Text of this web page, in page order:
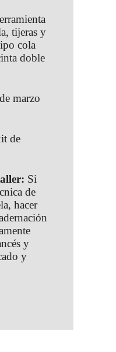
tijeras y
cola
doble
marzo
de
Si
de
hacer
y
y